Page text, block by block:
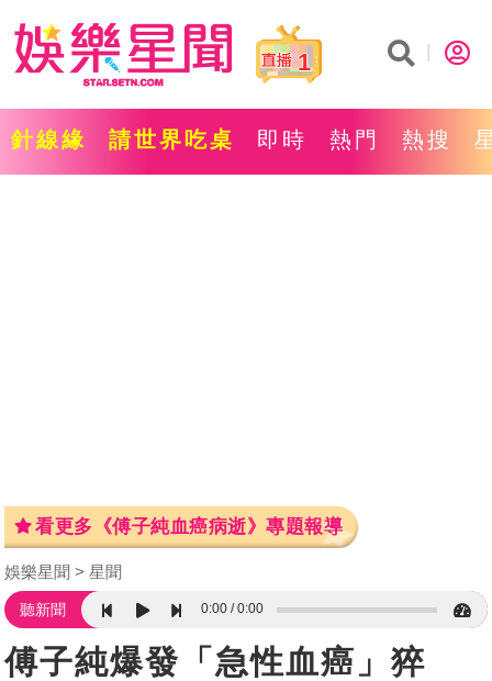
1
針線緣 請世界吃桌 即時 熱門 熱搜
看更多《傅子純血癌病逝》專題報導
娛樂星聞 星聞
聽新聞 0:00 0:00
傅子純爆發「急性血癌」猝